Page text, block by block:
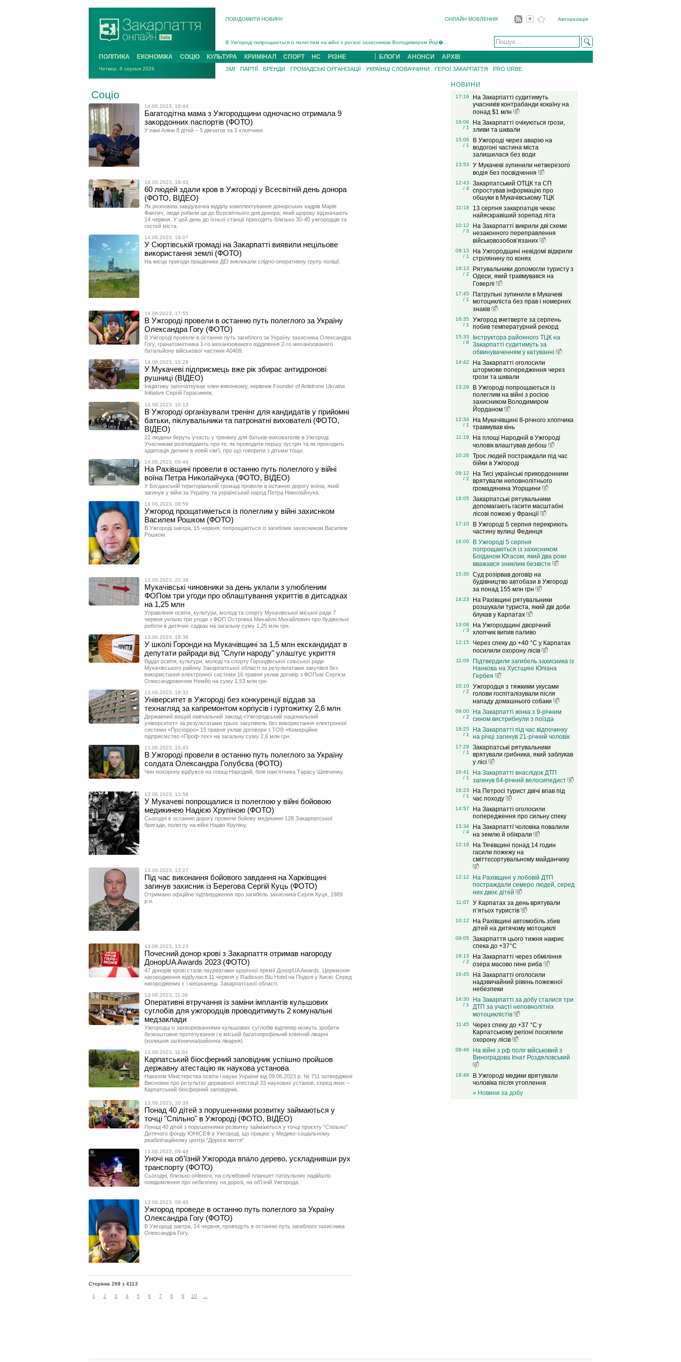
ПОВІДОМИТИ НОВИНУ ОНЛАЙН МОВЛЕННЯ Авторизація
В Ужгороді попрощаються із полеглим на війні з росією захисником Володимиром Йор�...
В Ужгороді 5 серпня попрощаються із захисником Богданом Югасом, який два роки �...
Підтвердили загибель захисника із Нанкова на Хустщині Юліана Гербея (ФОТО)[/gree...
На війні з рф поліг військовий з Виноградова Ігнат Роздяловський (ФОТО)...
ПОЛІТИКА ЕКОНОМІКА СОЦІО КУЛЬТУРА КРИМІНАЛ СПОРТ НС РІЗНЕ БЛОГИ АНОНСИ АРХІВ
Четвер, 6 серпня 2026 ЗМІ ПАРТІЇ БРЕНДИ ГРОМАДСЬКІ ОРГАНІЗАЦІЇ УКРАЇНЦІ СЛОВАЧЧИНИ ГЕРОЇ ЗАКАРПАТТЯ PRO URBE
Соціо
14.06.2023, 18:44
Багатодітна мама з Ужгородщини одночасно отримала 9
закордонних паспортів (ФОТО)
У пані Аліни 8 дітей – 5 дівчаток та 3 хлопчики.
14.06.2023, 18:43
60 людей здали кров в Ужгороді у Всесвітній день донора
(ФОТО, ВІДЕО)
Як розповіла завідувачка відділу комплектування донорських кадрів Марія
Фантич, люди робили це до Всесвітнього дня донора, який щороку відзначають
14 червня. У цей день до їхньої станції приходять близько 30-40 ужгородців та
гостей міста.
14.06.2023, 18:07
У Сюртівській громаді на Закарпатті виявили нецільове
використання землі (ФОТО)
На місце пригоди працівники ДЕІ викликали слідчо-оперативну групу поліції.
14.06.2023, 17:55
В Ужгороді провели в останню путь полеглого за Україну
Олександра Гогу (ФОТО)
В Ужгороді провели в останню путь загиблого за Україну захисника Олександра
Гогу, гранатометника 1-го механізованого відділення 2-го механізованого
батальйону військової частини А0409.
14.06.2023, 10:28
У Мукачеві підприємець вже рік збирає антидронові
рушниці (ВІДЕО)
Ініціативу започаткував член виконкому, керівник Founder of Antidrone Ukraine
Initiative Сергій Герасимюк.
14.06.2023, 10:13
В Ужгороді організували тренінг для кандидатів у прийомні
батьки, піклувальники та патронатні вихователі (ФОТО,
ВІДЕО)
22 людини беруть участь у тренінгу для батьків-вихователів в Ужгороді.
Учасникам розповідають про те, як проводити першу зустріч та як проходить
адаптація дитини в новій сім'ї, про що говорити з дітьми тощо.
14.06.2023, 09:44
На Рахівщині провели в останню путь полеглого у війні
воїна Петра Николайчука (ФОТО, ВІДЕО)
У Богданській територіальній громаді провели в останню дорогу воїна, який
загинув у війні за Україну та український народ Петра Николайчука.
14.06.2023, 08:59
Ужгород прощатиметься із полеглим у війні захиснком
Василем Рошком (ФОТО)
В Ужгороді завтра, 15 червня, попрощаються із загиблим захисником Василем
Рошком.
13.06.2023, 20:38
Мукачівські чиновники за день уклали з улюбленим
ФОПом три угоди про облаштування укриттів в дитсадках
на 1,25 млн
Управління освіти, культури, молоді та спорту Мукачівської міської ради 7
червня уклало три угоди з ФОП Островка Михайло Михайлович про будівельні
роботи в дитячих садках на загальну суму 1,25 млн грн.
13.06.2023, 18:38
У школі Горонди на Мукачівщині за 1,5 млн екскандидат в
депутати райради від "Слуги народу" улаштує укриття
Відділ освіти, культури, молоді та спорту Горондівської сільської ради
Мукачівського району Закарпатської області за результатами закупівлі без
використання електронної системи 16 травня уклав договір з ФОПом Сергієм
Олександровичем Немйо на суму 1,53 млн грн.
13.06.2023, 18:32
Університет в Ужгороді без конкуренції віддав за
технагляд за капремонтом корпусів і гуртожитку 2,6 млн
Державний вищий навчальний заклад «Ужгородський національний
університет» за результатами трьох закупівель без використання електронної
системи «Прозорро» 15 травня уклав договори з ТОВ «Комерційне
підприємство «Проф-тех» на загальну суму 2,6 млн грн.
13.06.2023, 15:43
В Ужгороді провели в останню путь полеглого за Україну
солдата Олександра Голубєва (ФОТО)
Чин похорону відбувся на площі Народній, біля пам’ятника Тарасу Шевченку.
13.06.2023, 13:58
У Мукачеві попрощалися із полеглою у війні бойовою
медикинею Надією Хрупіною (ФОТО)
Сьогодні в останню дорогу провели бойову медикиню 128 Закарпатської
бригади, полеглу на війні Надію Хрупіну.
13.06.2023, 13:27
Під час виконання бойового завдання на Харківщині
загинув захисник із Берегова Сергій Куць (ФОТО)
Отримано офіційне підтвердження про загибель захисника Сергія Куця, 1989
р.н.
13.06.2023, 13:23
Почесний донор крові з Закарпаття отримав нагороду
ДонорUA Awards 2023 (ФОТО)
47 донорів крові стали лауреатами щорічної премії ДонорUA Awards. Церемонія
нагородження відбулася 11 червня у Radisson Blu Hotel на Подолі у Києві. Серед
нагороджених є і мешканець Закарпатської області.
13.06.2023, 11:36
Оперативні втручання із заміни імплантів кульшових
суглобів для ужгородців проводитимуть 2 комунальні
медзаклади
Ужгородці із захворюваннями кульшових суглобів відтепер можуть зробити
безкоштовне протезування і в міській багатопрофільній клінічній лікарні
(колишня залізнична/районна лікарня).
13.06.2023, 11:04
Карпатський біосферний заповідник успішно пройшов
державну атестацію як наукова установа
Наказом Міністерства освіти і науки України від 09.06.2023 р. № 711 затверджені
Висновки про результат державної атестації 33 наукових установ, серед яких –
Карпатський біосферний заповідник.
13.06.2023, 10:39
Понад 40 дітей з порушеннями розвитку займаються у
точці "Спільно" в Ужгороді (ФОТО, ВІДЕО)
Понад 40 дітей з порушеннями розвитку займаються у точці проєкту "Спільно"
Дитячого фонду ЮНІСЕФ в Ужгороді, що працює у Медико-соціальному
реабілітаційному центрі "Дорога життя".
13.06.2023, 09:48
Уночі на об’їзній Ужгорода впало дерево, ускладнивши рух
транспорту (ФОТО)
Сьогодні, близько опівночі, на службовий планшет патрульних надійшло
повідомлення про небезпеку на дорозі, на об’їзній Ужгорода.
13.06.2023, 09:40
Ужгород проведе в останню путь полеглого за Україну
Олександра Гогу (ФОТО)
В Ужгороді завтра, 14 червня, проведуть в останню путь загиблого захисника
Олександра Гогу.
Сторінка 269 з 4113
1 2 3 4 5 6 7 8 9 10
НОВИНИ
17:16
На Закарпатті судитимуть
учасників контрабанди кокаїну на
понад $1 млн
16:06
/ 1
На Закарпатті очікуються грози,
зливи та шквали
15:06
/ 1
В Ужгороді через аварію на
водогоні частина міста
залишилася без води
13:53
У Мукачеві зупинили нетверезого
водія без посвідчення
12:43
/ 4
Закарпатський ОТЦК та СП
спростував інформацію про
обшуки в Мукачівському ТЦК
11:18
13 серпня закарпатців чекає
найяскравіший зорепад літа
10:12
/ 3
На Закарпатті викрили дві схеми
незаконного переправлення
військовозобов’язаних
09:13
/ 1
На Ужгородщині невідомі відкрили
стрілянину по конях
18:13
/ 2
Рятувальники допомогли туристу з
Одеси, який травмувався на
Говерлі
17:45
/ 1
Патрульні зупинили в Мукачеві
мотоцикліста без прав і номерних
знаків
16:35
/ 1
Ужгород вчетверте за серпень
побив температурний рекорд
15:33
/ 8
Інструктора районного ТЦК на
Закарпатті судитимуть за
обвинуваченням у катуванні
14:42
На Закарпатті оголосили
штормове попередження через
грози та шквали
13:29
В Ужгороді попрощаються із
полеглим на війні з росією
захисником Володимиром
Йорданом
12:34
/ 1
На Мукачівщині 8-річного хлопчика
травмував кінь
11:19
На площі Народній в Ужгороді
чоловік влаштував дебош
10:26
Троє людей постраждали під час
бійки в Ужгороді
09:12
/ 2
На Тисі українські прикордонники
врятували неповнолітнього
громадянина Угорщини
18:05
Закарпатські рятувальники
допомагають гасити масштабні
лісові пожежі у Франції
17:10
В Ужгороді 5 серпня перекриють
частину вулиці Фединця
16:00
В Ужгороді 5 серпня
попрощаються із захисником
Богданом Югасом, який два роки
вважався зниклим безвісти
15:30
Суд розірвав договір на
будівництво автобази в Ужгороді
за понад 155 млн грн
14:23
На Рахівщині рятувальники
розшукали туриста, який дві доби
блукав у Карпатах
13:08
/ 3
На Ужгородщині дворічний
хлопчик випив паливо
12:15
Через спеку до +40 °C у Карпатах
посилили охорону лісів
11:09
Підтвердили загибель захисника із
Нанкова на Хустщині Юліана
Гербея
10:10
/ 2
Ужгородця з тяжкими укусами
голови госпіталізували після
нападу домашнього собаки
09:00
/ 2
На Закарпатті жінка з 9-річним
сином вистрибнули з поїзда
18:25
/ 1
На Закарпатті під час відпочинку
на річці загинув 21-річний чоловік
17:29
/ 1
Закарпатські рятувальники
врятували грибника, який заблукав
у лісі
16:41
/ 1
На Закарпатті внаслідок ДТП
загинув 64-річний велосипедист
16:23
/ 1
На Петросі турист двічі впав під
час походу
14:57
На Закарпатті оголосили
попередження про сильну спеку
13:34
/ 4
На Закарпатті чоловіка повалили
на землю й обікрали
12:18
На Тячівщині понад 14 годин
гасили пожежу на
сміттєсортувальному майданчику
12:12
На Рахівщині у лобовій ДТП
постраждали семеро людей, серед
них двоє дітей
11:07
У Карпатах за день врятували
п’ятьох туристів
10:12
На Рахівщині автомобіль збив
дітей на дитячому мотоциклі
09:05
Закарпаття цього тижня накриє
спека до +37°C
18:13
/ 2
На Закарпатті через обміління
озера масово гине риба
16:45
На Закарпатті оголосили
надзвичайний рівень пожежної
небезпеки
14:30
/ 1
На Закарпатті за добу сталися три
ДТП за участі неповнолітніх
мотоциклістів
11:45
Через спеку до +37 °C у
Карпатському регіоні посилили
охорону лісів
09:48
На війні з рф поліг військовий з
Виноградова Ігнат Роздяловський
18:48
В Ужгороді медики врятували
чоловіка після утоплення
» Новини за добу